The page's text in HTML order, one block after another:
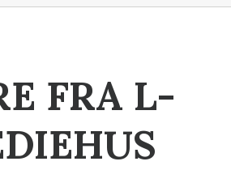
FRA L-